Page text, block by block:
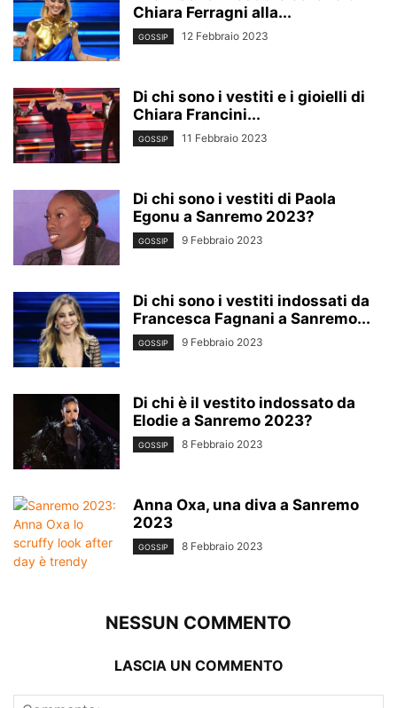
Chiara Ferragni alla...
GOSSIP 12 Febbraio 2023
Di chi sono i vestiti e i gioielli di
Chiara Francini...
GOSSIP 11 Febbraio 2023
Di chi sono i vestiti di Paola
Egonu a Sanremo 2023?
GOSSIP 9 Febbraio 2023
Di chi sono i vestiti indossati da
Francesca Fagnani a Sanremo...
GOSSIP 9 Febbraio 2023
Di chi è il vestito indossato da
Elodie a Sanremo 2023?
GOSSIP 8 Febbraio 2023
Anna Oxa, una diva a Sanremo
2023
GOSSIP 8 Febbraio 2023
NESSUN COMMENTO
LASCIA UN COMMENTO